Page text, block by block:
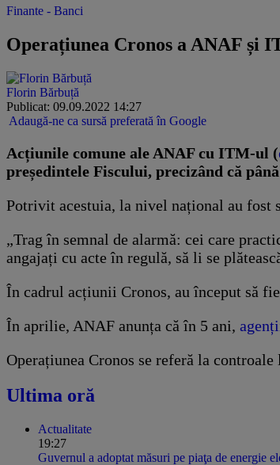
Finante - Banci
Operațiunea Cronos a ANAF și
Florin Bărbuță
Publicat: 09.09.2022 14:27
Adaugă-ne ca sursă preferată în Google
Acțiunile comune ale ANAF cu ITM-ul (
președintele Fiscului, precizând că
Potrivit acestuia, la nivel național au fost
„Trag în semnal de alarmă: cei care
angajați cu acte în regulă, să li se
În cadrul acțiunii Cronos, au început să
În aprilie, ANAF anunța că în 5 ani,
Operațiunea Cronos se referă la
Ultima oră
Actualitate
19:27
Guvernul a adoptat măsuri pe piaţa de energie